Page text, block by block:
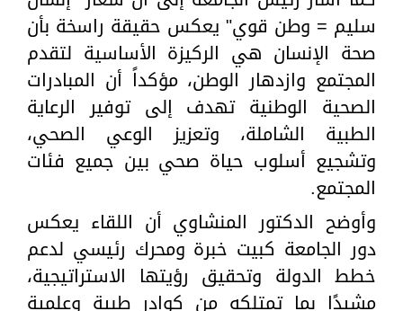
سليم = وطن قوي" يعكس حقيقة راسخة بأن
صحة الإنسان هي الركيزة الأساسية لتقدم
المجتمع وازدهار الوطن، مؤكداً أن المبادرات
الصحية الوطنية تهدف إلى توفير الرعاية
الطبية الشاملة، وتعزيز الوعي الصحي،
وتشجيع أسلوب حياة صحي بين جميع فئات
المجتمع.
وأوضح الدكتور المنشاوي أن اللقاء يعكس
دور الجامعة كبيت خبرة ومحرك رئيسي لدعم
خطط الدولة وتحقيق رؤيتها الاستراتيجية،
مشيدًا بما تمتلكه من كوادر طبية وعلمية